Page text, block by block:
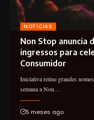
NOTICIAS
Non Stop anuncia
ingressos para
Consumidor
Iniciativa reúne grandes
semana a Non…
5 meses ago